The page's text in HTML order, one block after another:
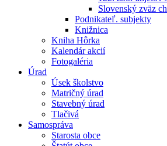
Slovenský zväz
Podnikateľ. subjekty
Knižnica
Kniha Hôrka
Kalendár akcií
Fotogaléria
Úrad
Úsek školstvo
Matričný úrad
Stavebný úrad
Tlačivá
Samospráva
Starosta obce